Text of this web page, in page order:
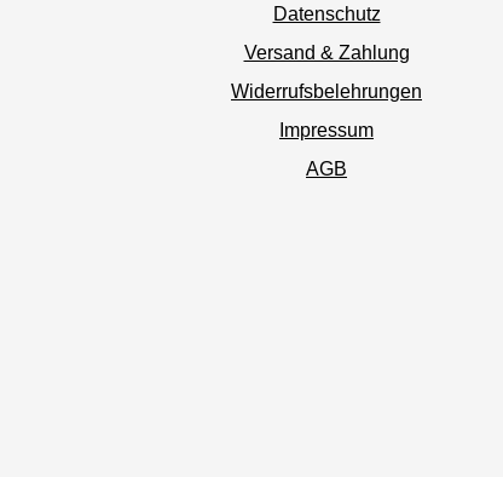
Datenschutz
Versand & Zahlung
Widerrufsbelehrungen
Impressum
AGB